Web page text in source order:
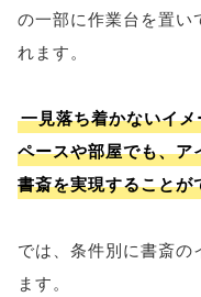
の一部に作業台を置い
れます。
一見落ち着かないイ
ペースや部屋でも、
書斎を実現することが
では、条件別に書斎の
ます。